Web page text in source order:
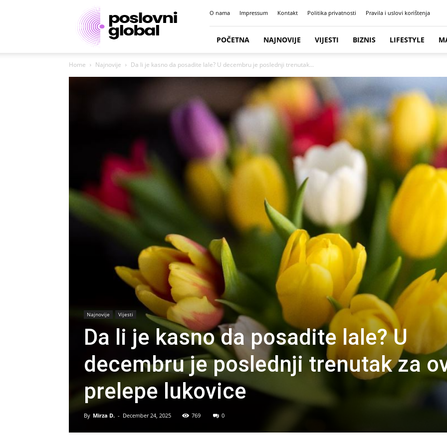
Poslovni
portal
O nama Impressum Kontakt Politika privatnosti Pravila i uslovi korištenja
POČETNA NAJNOVIJE VIJESTI BIZNIS LIFESTYLE
Home Najnovije Da li je kasno da posadite lale? U decembru je poslednji trenutak...
Najnovije Vijesti
Da li je kasno da posadite lale? U
decembru je poslednji trenutak za
prelepe lukovice
By Mirza D. - December 24, 2025 769 0